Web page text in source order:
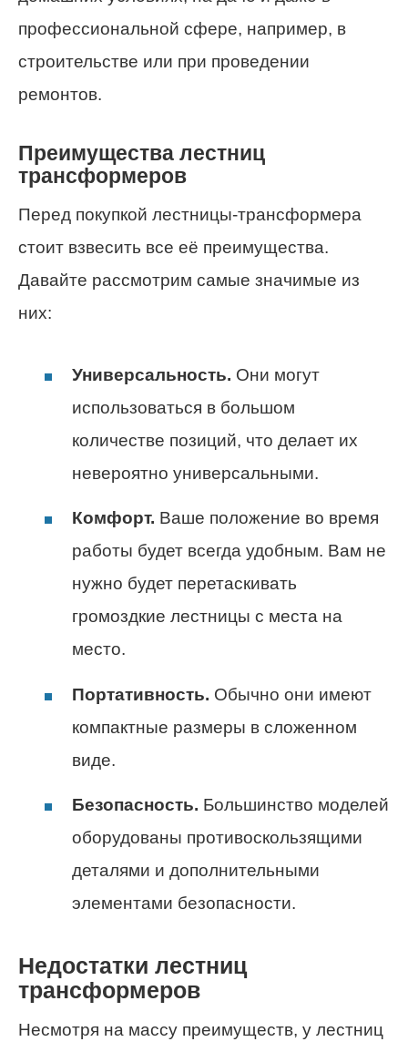
профессиональной сфере, например, в
строительстве или при проведении
ремонтов.
Преимущества лестниц
трансформеров
Перед покупкой лестницы-трансформера
стоит взвесить все её преимущества.
Давайте рассмотрим самые значимые из
них:
Универсальность. Они могут
использоваться в большом
количестве позиций, что делает их
невероятно универсальными.
Комфорт. Ваше положение во время
работы будет всегда удобным. Вам не
нужно будет перетаскивать
громоздкие лестницы с места на
место.
Портативность. Обычно они имеют
компактные размеры в сложенном
виде.
Безопасность. Большинство моделей
оборудованы противоскользящими
деталями и дополнительными
элементами безопасности.
Недостатки лестниц
трансформеров
Несмотря на массу преимуществ, у лестниц